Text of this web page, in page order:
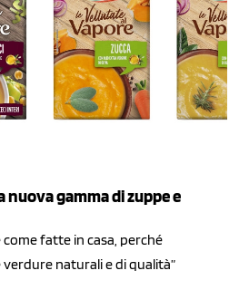
gamma di zuppe e
come fatte in casa, perché
naturali e di qualità”